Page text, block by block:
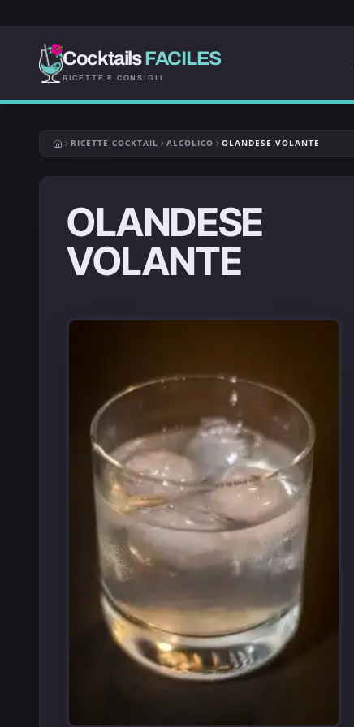
CocktailsFACILES
RICETTE E CONSIGLI
RICETTE COCKTAIL ALCOLICO OLANDESE VOLANTE
OLANDESE
VOLANTE